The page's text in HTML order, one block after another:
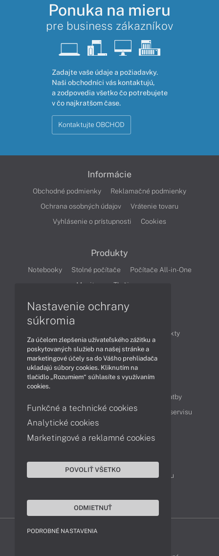
Ponuka na mieru
pre business zákazníkov
Zadajte vaše údaje a požiadavky.
Naši obchodníci vás kontaktujú,
a zodpovedia všetko čo potrebujete
v čo najkratšom čase.
Kontaktujte OBCHOD
Informácie
Obchodné podmienky
Reklamačné podmienky
Ochrana osobných údajov
Vrátenie tovaru
Vyhlásenie o prístupnosti
Cookies
Produkty
Notebooky Stolné počítače
Počítače All-in-One
Monitory
Tlačiarne
Produkty
Technológie
Videá
Obsah
Možnosti doručenia a platby
Podpora a servis
Servisné služby Cenník servisu
Kontakty
043 4224 771
Obchodné oddelenie
Reklamácia tovaru
Nastavenie ochrany
súkromia
Za účelom zlepšenia užívateľského zážitku a
poskytovaných služieb na našej stránke a
marketingové účely sa do Vášho prehliadača
ukladajú súbory cookies. Kliknutím na
tlačidlo „Rozumiem“ súhlasíte s využívaním
cookies.
Funkčné a technické cookies
Analytické cookies
Marketingové a reklamné cookies
POVOLIŤ VŠETKO
ODMIETNUŤ
PODROBNÉ NASTAVENIA